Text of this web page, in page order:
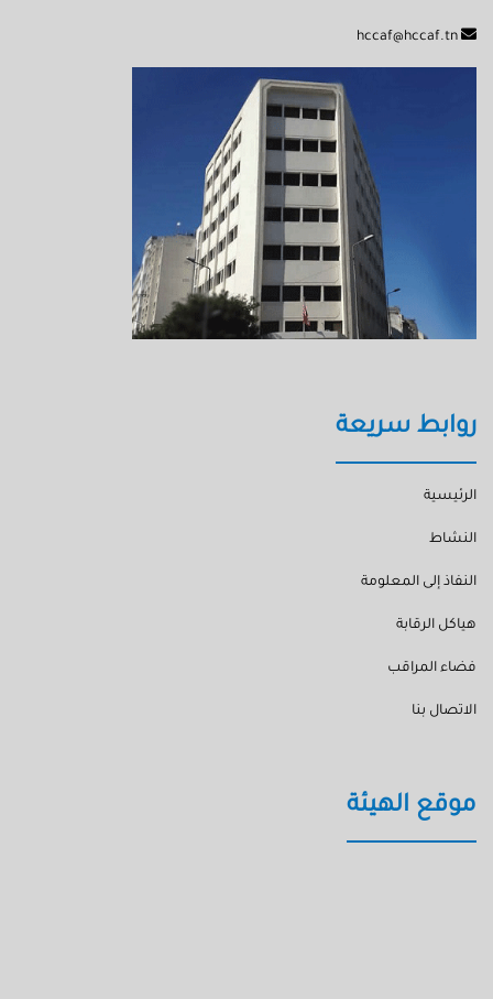
روابط سريعة
الرئيسية
النشاط
النفاذ إلى المعلومة
هياكل الرقابة
فضاء المراقب
الاتصال بنا
موقع الهيئة